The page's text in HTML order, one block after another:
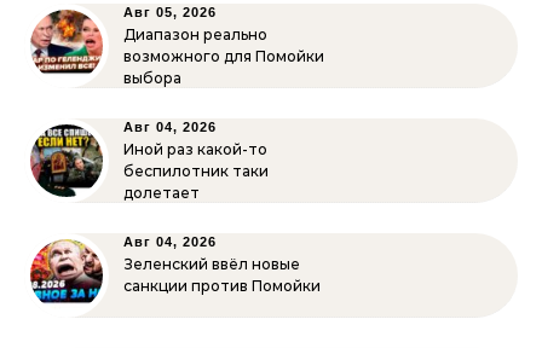
Авг 05, 2026
Диапазон реально
возможного для Помойки
выбора
Авг 04, 2026
Иной раз какой-то
беспилотник таки
долетает
Авг 04, 2026
Зеленский ввёл новые
санкции против Помойки